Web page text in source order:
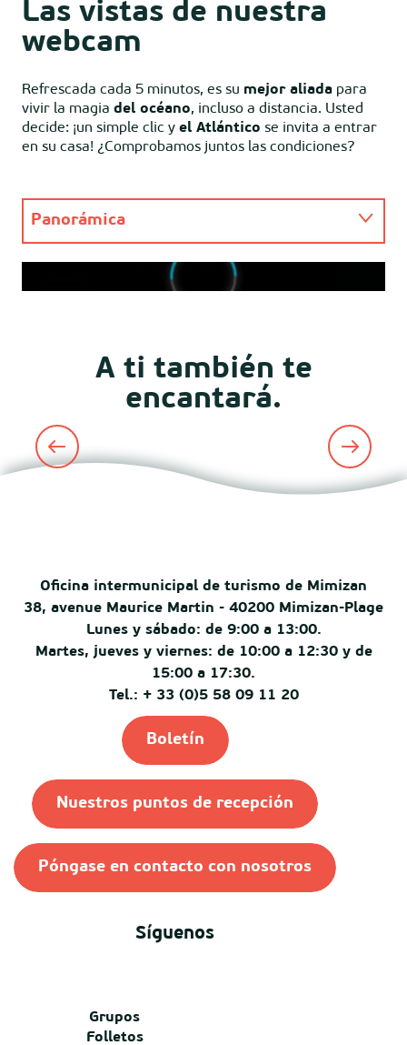
Las vistas de nuestra
webcam
Refrescada cada 5 minutos, es su mejor aliada para
vivir la magia del océano, incluso a distancia. Usted
decide: ¡un simple clic y el Atlántico se invita a entrar
en su casa! ¿Comprobamos juntos las condiciones?
Panorámica
Norte
A ti también te
encantará.
Oficina intermunicipal de turismo de Mimizan
38, avenue Maurice Martin - 40200 Mimizan-Plage
Lunes y sábado: de 9:00 a 13:00.
Martes, jueves y viernes: de 10:00 a 12:30 y de
15:00 a 17:30.
Tel.: + 33 (0)5 58 09 11 20
Boletín
Nuestros puntos de recepción
Póngase en contacto con nosotros
Síguenos
Grupos
Folletos